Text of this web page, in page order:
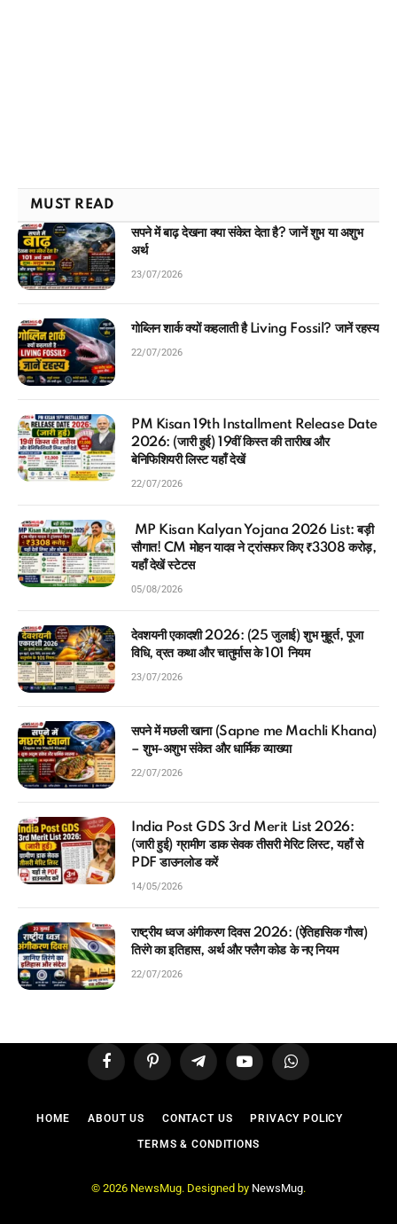
MUST READ
सपने में बाढ़ देखना क्या संकेत देता है? जानें शुभ या अशुभ
अर्थ
23/07/2026
गोब्लिन शार्क क्यों कहलाती है Living Fossil? जानें रहस्य
22/07/2026
PM Kisan 19th Installment Release Date
2026: (जारी हुई) 19वीं किस्त की तारीख और
बेनिफिशियरी लिस्ट यहाँ देखें
22/07/2026
MP Kisan Kalyan Yojana 2026 List: बड़ी
सौगात! CM मोहन यादव ने ट्रांसफर किए ₹3308 करोड़,
यहाँ देखें स्टेटस
05/08/2026
देवशयनी एकादशी 2026: (25 जुलाई) शुभ मुहूर्त, पूजा
विधि, व्रत कथा और चातुर्मास के 101 नियम
23/07/2026
सपने में मछली खाना (Sapne me Machli Khana)
– शुभ-अशुभ संकेत और धार्मिक व्याख्या
22/07/2026
India Post GDS 3rd Merit List 2026:
(जारी हुई) ग्रामीण डाक सेवक तीसरी मेरिट लिस्ट, यहाँ से
PDF डाउनलोड करें
14/05/2026
राष्ट्रीय ध्वज अंगीकरण दिवस 2026: (ऐतिहासिक गौरव)
तिरंगे का इतिहास, अर्थ और फ्लैग कोड के नए नियम
22/07/2026
FacebookPinterest TelegramYouTubeWhatsApp
HOME ABOUT US CONTACT US PRIVACY POLICY
TERMS & CONDITIONS
© 2026 NewsMug. Designed by NewsMug.